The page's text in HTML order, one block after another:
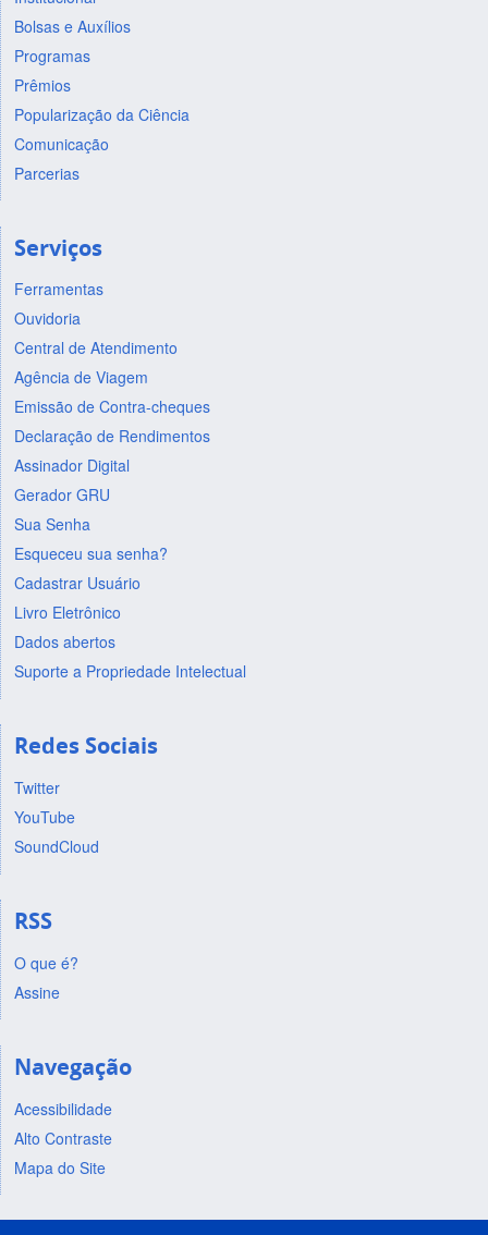
Bolsas e Auxílios
Programas
Prêmios
Popularização da Ciência
Comunicação
Parcerias
Serviços
Ferramentas
Ouvidoria
Central de Atendimento
Agência de Viagem
Emissão de Contra-cheques
Declaração de Rendimentos
Assinador Digital
Gerador GRU
Sua Senha
Esqueceu sua senha?
Cadastrar Usuário
Livro Eletrônico
Dados abertos
Suporte a Propriedade Intelectual
Redes Sociais
Twitter
YouTube
SoundCloud
RSS
O que é?
Assine
Navegação
Acessibilidade
Alto Contraste
Mapa do Site